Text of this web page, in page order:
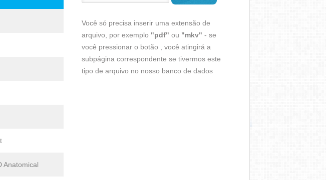
Anatomical
Você só precisa inserir uma extensão de
arquivo, por exemplo "pdf" ou "mkv" - se
você pressionar o botão , você atingirá a
subpágina correspondente se tivermos este
tipo de arquivo no nosso banco de dados